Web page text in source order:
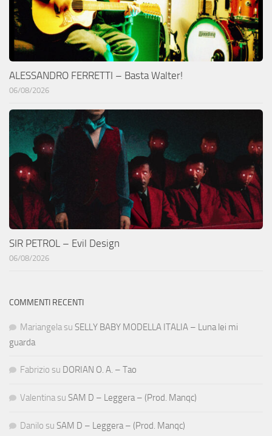
ALESSANDRO FERRETTI – Basta Walter!
06/08/2026
SIR PETROL – Evil Design
06/08/2026
COMMENTI RECENTI
Mariangela su SELLY BABY MODELLA ITALIA – Luna lei mi
guarda
Fabrizio su DORIAN O. A. – Tao
Valentina su SAM D – Leggera – (Prod. Manqc)
Danilo su SAM D – Leggera – (Prod. Manqc)